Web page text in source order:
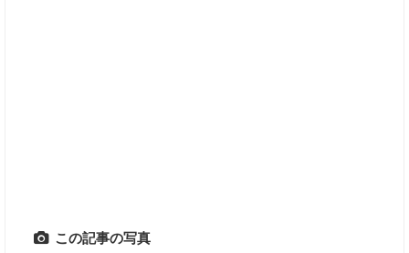
この記事の写真